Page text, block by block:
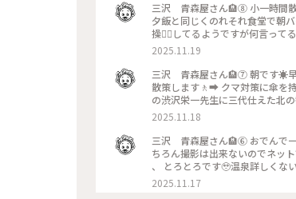
三沢 青森屋さん🏨⑧ 小一時間散歩して足湯まで行ったのでお腹空きました😊 、 朝ごはんに行きましょう🍚😋 、
夕飯と同じくのれそれ食堂で朝
操🤸‍♀️してるようですが何言って
た😊 、 いつものように物色し
ただきます😊 好きな海鮮を選ん
🍜です😊 東北は朝ラーメン文化
グルトにはりんご味、ブルーベ
しあわせ☺️ 、 食べた後は送迎バ
世話になりました 、 噂以上の
2025.11.19
三沢 青森屋さん🏨⑦ 朝です☀️早起きしました🙋‍♂️ 、 青森屋さんには古牧温泉渋沢公園という大きな公園があるので
散策します🚶‍➡️ クマ対策に傘を
の渋沢栄一先生に三代仕えた北
牧場🫏🐑🐖🐂を解体して新事業
きたいリゾート10年連続１位になる古牧
ります🌀 、 風もないので紅葉が
て雪の中にライトアップされま
🐴 、 さらに歩くと大きな門が
そうと渋沢栄一さんの銅像もあ
2025.11.18
三沢 青森屋さん🏨⑥ おでんで一杯飲んだら急いでお風呂です♨️☺️ 、 お風呂も素敵らしいと聞いています😊 、 も
ちろん撮影は出来ないのでネッ
、 とろとろです🥹温泉詳しくな
期は紅葉がライトアップされて
呼ばれ幾つもの灯籠が置かれま
2025.11.17